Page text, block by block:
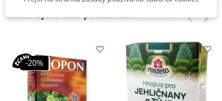
Mohli byste ešte potrebovať
-20%